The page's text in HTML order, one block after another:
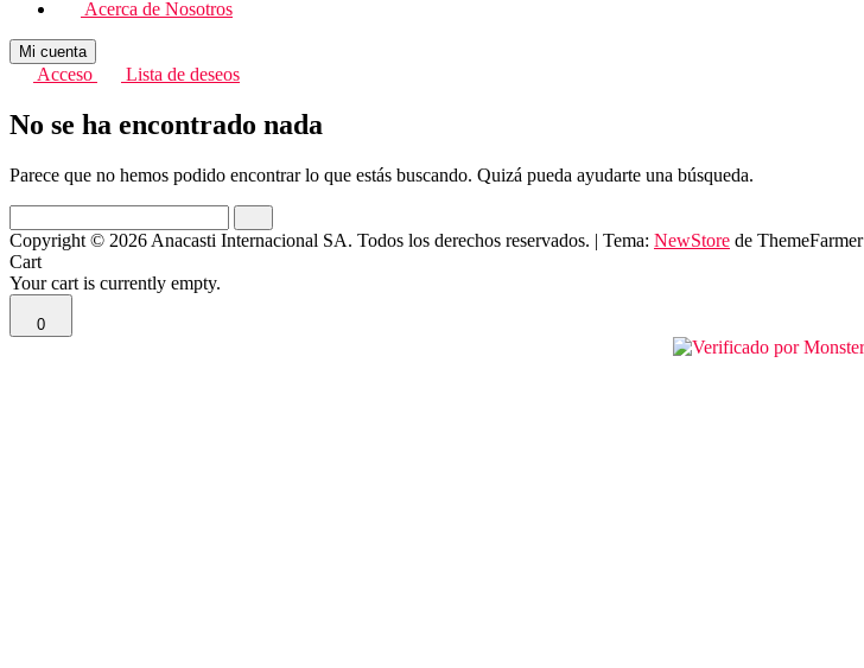
Acerca de Nosotros
Mi cuenta
Acceso Lista de deseos
No se ha encontrado nada
Parece que no hemos podido encontrar lo que estás buscando. Quizá pueda ayudarte una búsqueda.
Buscar
Copyright © 2026 Anacasti Internacional SA. Todos los derechos reservados. | Tema: NewStore de ThemeFarmer
Cart
Your cart is currently empty.
0